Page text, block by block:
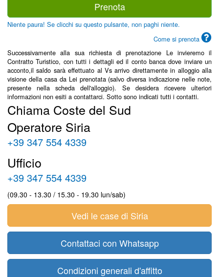
Prenota
Niente paura! Se clicchi su questo pulsante, non paghi niente.
Come si prenota
Successivamente alla sua richiesta di prenotazione Le invieremo il
Contratto Turistico, con tutti i dettagli ed il conto banca dove inviare un
acconto,il saldo sarà effettuato al Vs arrivo direttamente in alloggio alla
visione della casa da Lei prenotata (salvo diversa indicazione nelle note,
presente nella scheda dell'alloggio). Se desidera ricevere ulteriori
informazioni non esiti a contattarci. Sotto sono indicati tutti i contatti.
Chiama Coste del Sud
Operatore Siria
+39 347 554 4339
Ufficio
+39 347 554 4339
(09.30 - 13.30 / 15.30 - 19.30 lun/sab)
Vedi le case di Siria
Contattaci con Whatsapp
Condizioni generali d'affitto